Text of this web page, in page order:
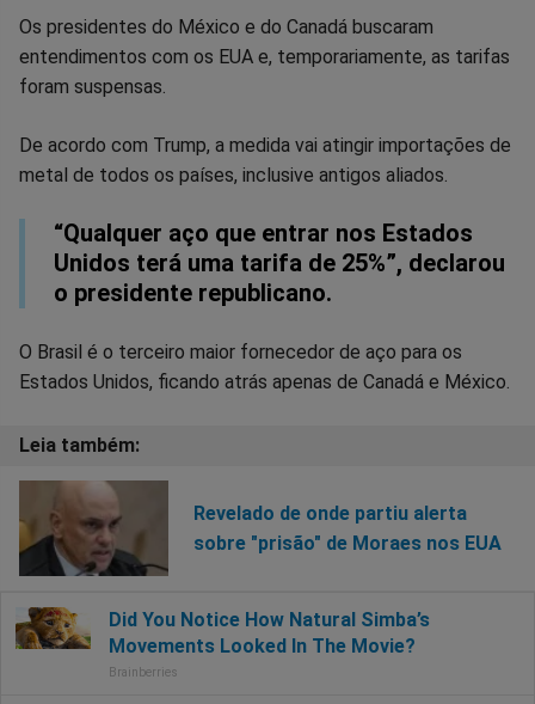
Os presidentes do México e do Canadá buscaram
entendimentos com os EUA e, temporariamente, as tarifas
foram suspensas.
De acordo com Trump, a medida vai atingir importações de
metal de todos os países, inclusive antigos aliados.
“Qualquer aço que entrar nos Estados
Unidos terá uma tarifa de 25%”, declarou
o presidente republicano.
O Brasil é o terceiro maior fornecedor de aço para os
Estados Unidos, ficando atrás apenas de Canadá e México.
Revelado de onde partiu alerta
sobre "prisão" de Moraes nos EUA